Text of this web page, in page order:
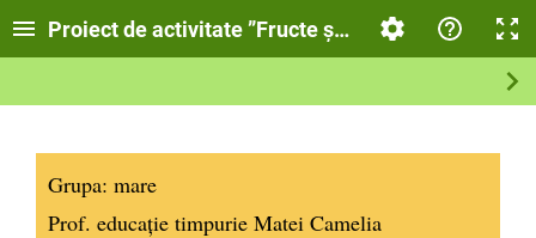
Proiect de activitate ”Fructe și legume”
Grupa: mare
Prof. educație timpurie Matei Camelia